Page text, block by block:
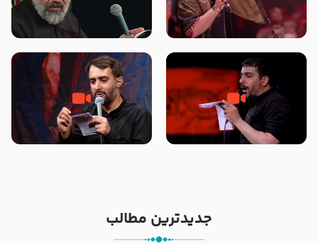
جانا جانا ابی عبدالله – کربلایی جواد
مقدم – شب هشتم محرم 1448 –
مادر منم مثل تو خمیدم – حاج
محمود کریمی – شهادت حضرت
هیئت رایة العباس علیه السلام
تک ، عبّاس، صاحب دل‌هاست –
حاج حنیف طاهری – عزاداری شب
من غلام نوکراتم من عاشق کربلاتم
– شور زمینه – شب هفتم – محرم
جدیدترین مطالب